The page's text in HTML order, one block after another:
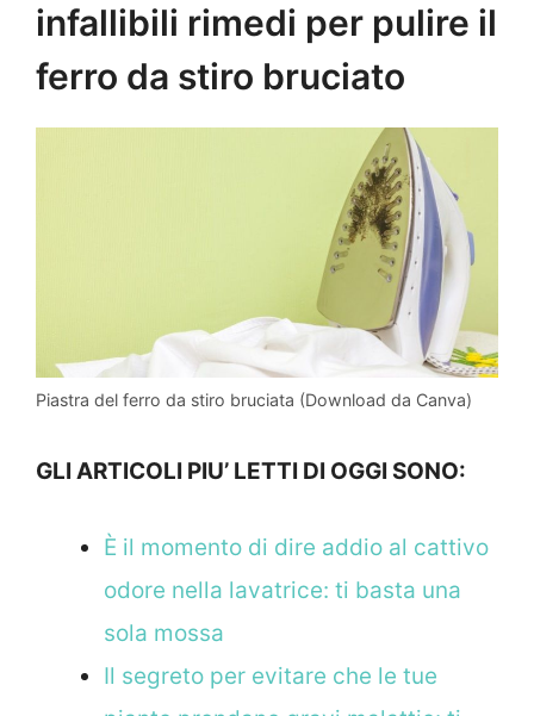
infallibili rimedi per pulire il
ferro da stiro bruciato
Piastra del ferro da stiro bruciata (Download da Canva)
GLI ARTICOLI PIU’ LETTI DI OGGI SONO:
È il momento di dire addio al cattivo
odore nella lavatrice: ti basta una
sola mossa
Il segreto per evitare che le tue